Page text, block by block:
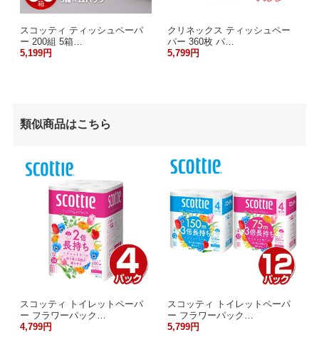
スコッティ ティッシュペーパ
ー 200組 5箱…
5,199円
クリネックス ティッシュペー
パー 360枚 パ…
5,799円
類似商品はこちら
スコッティ トイレットペーパ
ー フラワーパック…
4,799円
スコッティ トイレットペーパ
ー フラワーパック…
5,799円